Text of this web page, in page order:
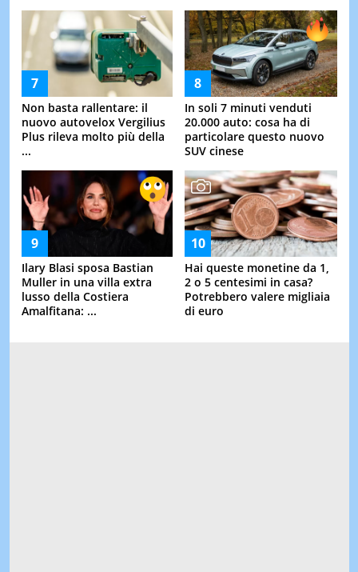
Non basta rallentare: il
nuovo autovelox Vergilius
Plus rileva molto più della
...
In soli 7 minuti venduti
20.000 auto: cosa ha di
particolare questo nuovo
SUV cinese
Ilary Blasi sposa Bastian
Muller in una villa extra
lusso della Costiera
Amalfitana: ...
Hai queste monetine da 1,
2 o 5 centesimi in casa?
Potrebbero valere migliaia
di euro